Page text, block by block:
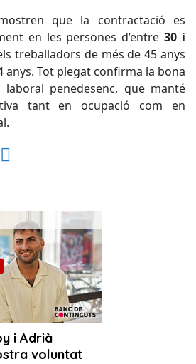
que la contractació es
en les persones d’entre30 i
treballadors de més de 45 anys
anys. Tot plegat confirma la bona
penedesenc, que manté
tant en ocupació com en